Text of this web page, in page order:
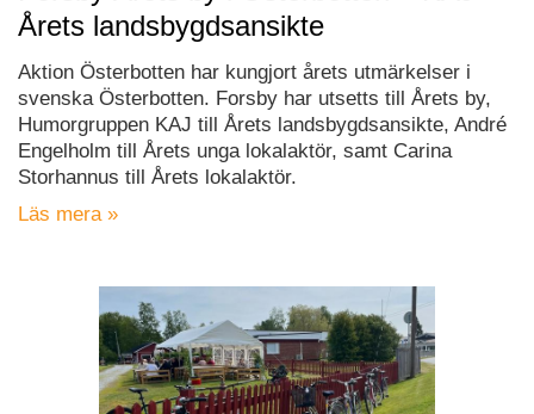
Årets landsbygdsansikte
Aktion Österbotten har kungjort årets utmärkelser i
svenska Österbotten. Forsby har utsetts till Årets by,
Humorgruppen KAJ till Årets landsbygdsansikte, André
Engelholm till Årets unga lokalaktör, samt Carina
Storhannus till Årets lokalaktör.
Läs mera »